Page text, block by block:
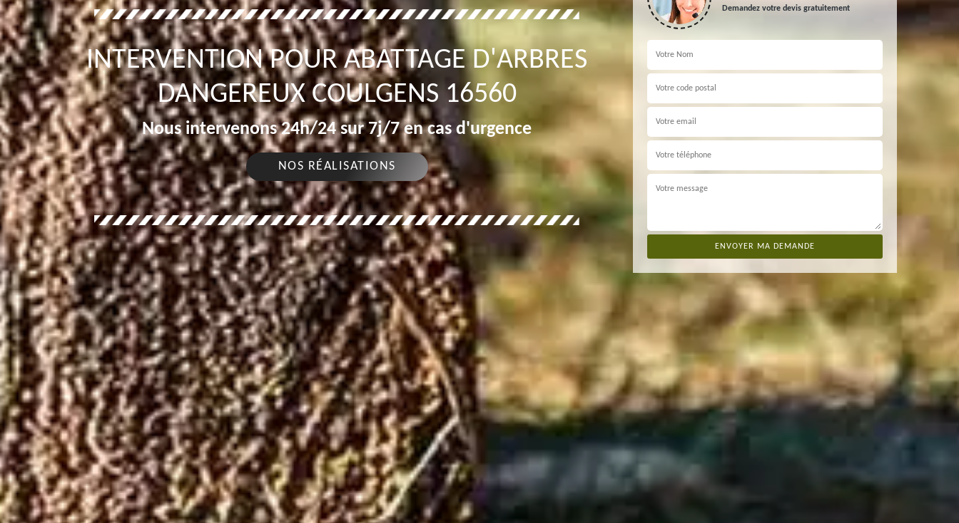
INTERVENTION POUR ABATTAGE D'ARBRES
DANGEREUX COULGENS 16560
Nous intervenons 24h/24 sur 7j/7 en cas d'urgence
NOS RÉALISATIONS
Demandez votre devis gratuitement